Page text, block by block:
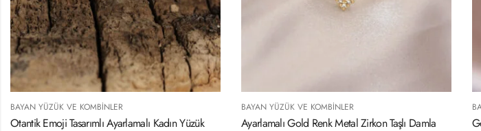
Yüzük
BAYAN YÜZÜK VE KOMBINLER
Ayarlamalı Gold Renk Metal Zirkon Taşlı Damla
BAYAN YÜZÜK VE KOMBINLER
Gold Renk Metal Ayarlamalı Kadın Yüzük